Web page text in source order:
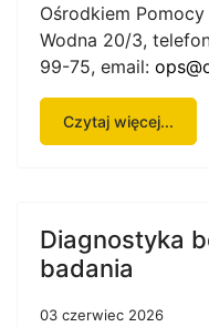
Ośrodkiem
Wodna 20/3,
99-75, email:
Czytaj więcej...
Diagnostyka
badania
03 czerwiec 2026